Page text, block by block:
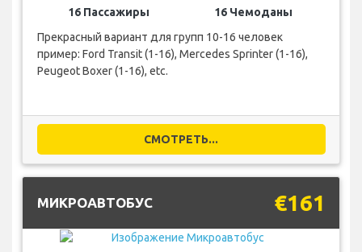
16 Пассажиры
16 Чемоданы
Прекрасный вариант для групп 10-16 человек
пример: Ford Transit (1-16), Mercedes Sprinter (1-16),
Peugeot Boxer (1-16), etc.
СМОТРЕТЬ...
МИКРОАВТОБУС €161